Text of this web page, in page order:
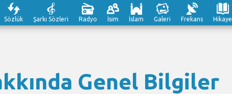
Sözlük Şarkı Sözleri Radyo İsim İslam Galeri Frekans Hikaye
Genel Bilgiler